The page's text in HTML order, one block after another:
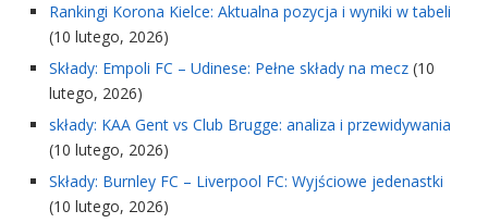
Rankingi Korona Kielce: Aktualna pozycja i wyniki w tabeli
(10 lutego, 2026)
Składy: Empoli FC – Udinese: Pełne składy na mecz (10
lutego, 2026)
składy: KAA Gent vs Club Brugge: analiza i przewidywania
(10 lutego, 2026)
Składy: Burnley FC – Liverpool FC: Wyjściowe jedenastki
(10 lutego, 2026)